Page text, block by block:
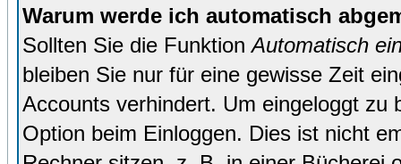
Warum werde ich automatisch
Sollten Sie die FunktionAutomatisch
bleiben Sie nur für eine gewisse Zeit
Accounts verhindert. Um eingeloggt zu
Option beim Einloggen. Dies ist nicht